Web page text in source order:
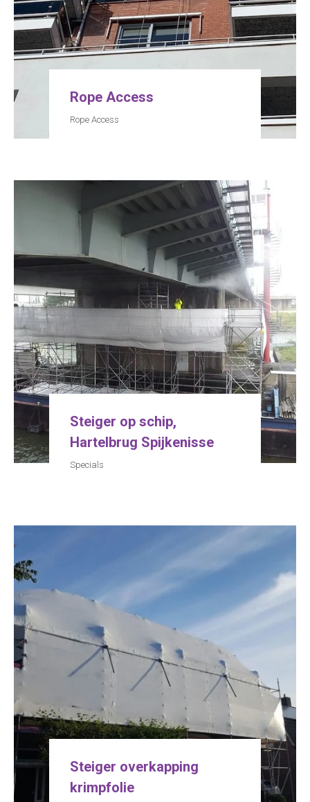
Rope Access
Rope Access
Steiger op schip,
Hartelbrug Spijkenisse
Specials
Steiger overkapping
krimpfolie